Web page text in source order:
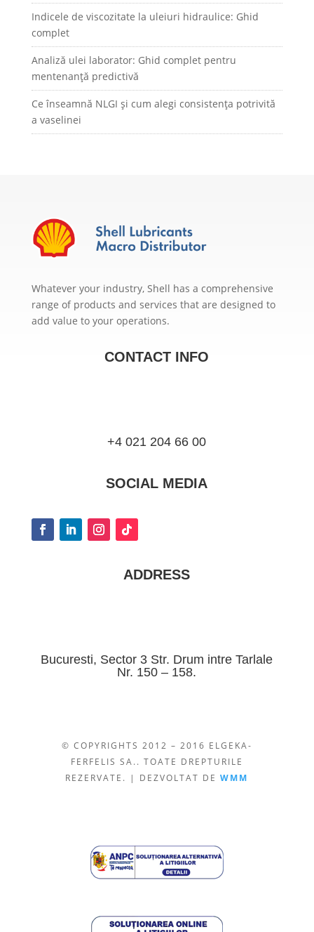
Indicele de viscozitate la uleiuri hidraulice: Ghid
complet
Analiză ulei laborator: Ghid complet pentru
mentenanță predictivă
Ce înseamnă NLGI și cum alegi consistența potrivită
a vaselinei
Whatever your industry, Shell has a comprehensive
range of products and services that are designed to
add value to your operations.
CONTACT INFO
+4 021 204 66 00
SOCIAL MEDIA
ADDRESS
Bucuresti, Sector 3 Str. Drum intre Tarlale
Nr. 150 – 158.
© COPYRIGHTS 2012 – 2016 ELGEKA-
FERFELIS SA.. TOATE DREPTURILE
REZERVATE. | DEZVOLTAT DEWMM